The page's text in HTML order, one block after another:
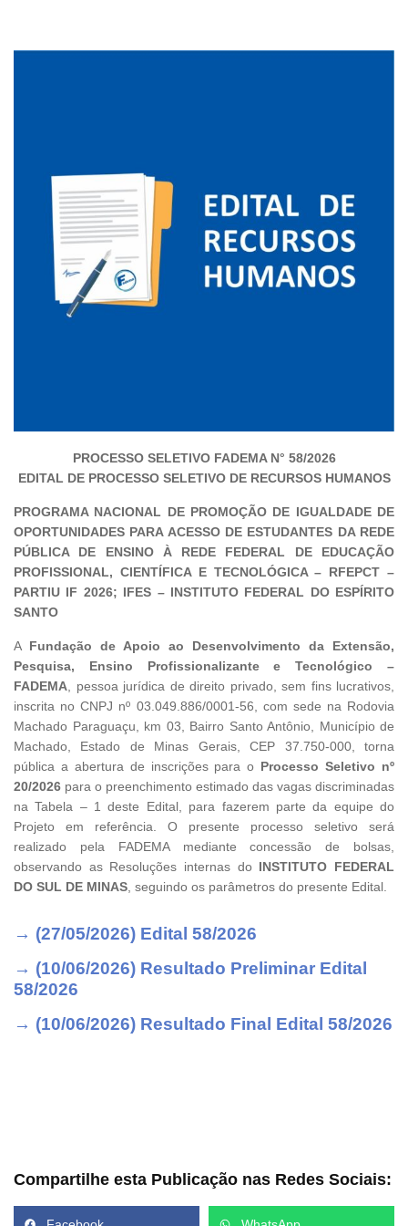
PROCESSO SELETIVO FADEMA N° 58/2026
EDITAL DE PROCESSO SELETIVO DE RECURSOS HUMANOS
PROGRAMA NACIONAL DE PROMOÇÃO DE IGUALDADE DE
OPORTUNIDADES PARA ACESSO DE ESTUDANTES DA REDE
PÚBLICA DE ENSINO À REDE FEDERAL DE EDUCAÇÃO
PROFISSIONAL, CIENTÍFICA E TECNOLÓGICA – RFEPCT –
PARTIU IF 2026; IFES – INSTITUTO FEDERAL DO ESPÍRITO
SANTO
A Fundação de Apoio ao Desenvolvimento da Extensão,
Pesquisa, Ensino Profissionalizante e Tecnológico –
FADEMA, pessoa jurídica de direito privado, sem fins lucrativos,
inscrita no CNPJ nº 03.049.886/0001-56, com sede na Rodovia
Machado Paraguaçu, km 03, Bairro Santo Antônio, Município de
Machado, Estado de Minas Gerais, CEP 37.750-000, torna
pública a abertura de inscrições para o Processo Seletivo nº
20/2026 para o preenchimento estimado das vagas discriminadas
na Tabela – 1 deste Edital, para fazerem parte da equipe do
Projeto em referência. O presente processo seletivo será
realizado pela FADEMA mediante concessão de bolsas,
observando as Resoluções internas do INSTITUTO FEDERAL
DO SUL DE MINAS, seguindo os parâmetros do presente Edital.
→ (27/05/2026) Edital 58/2026
→ (10/06/2026) Resultado Preliminar Edital
58/2026
→ (10/06/2026) Resultado Final Edital 58/2026
Compartilhe esta Publicação nas Redes Sociais: